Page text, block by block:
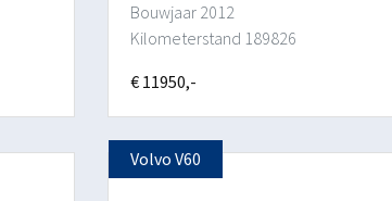
Bouwjaar 2012
Kilometerstand 189826
€ 11950,-
Volvo V60